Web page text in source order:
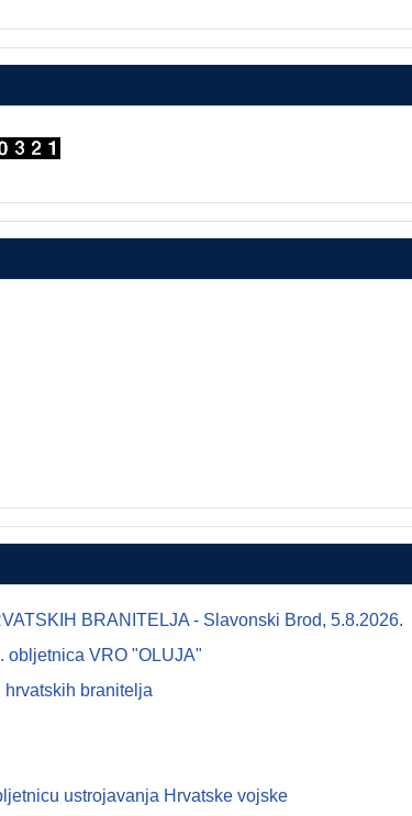
BRANITELJA - Slavonski Brod, 5.8.2026.
obljetnica VRO "OLUJA"
branitelja
ustrojavanja Hrvatske vojske